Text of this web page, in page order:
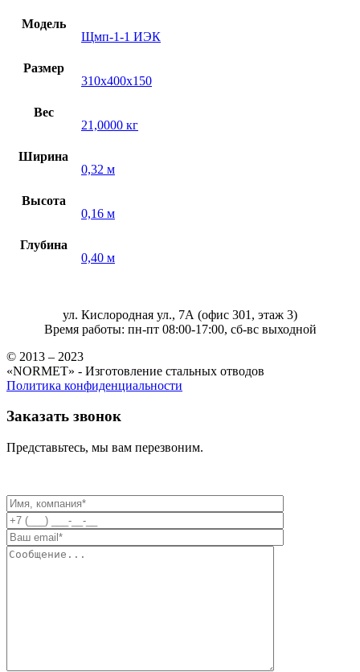
Модель
Щмп-1-1 ИЭК
Размер
310х400х150
Вес
21,0000 кг
Ширина
0,32 м
Высота
0,16 м
Глубина
0,40 м
ул. Кислородная ул., 7А (офис 301, этаж 3)
Время работы: пн-пт 08:00-17:00, сб-вс выходной
© 2013 – 2023
«NORMET» - Изготовление стальных отводов
Политика конфиденциальности
Заказать звонок
Представьтесь, мы вам перезвоним.